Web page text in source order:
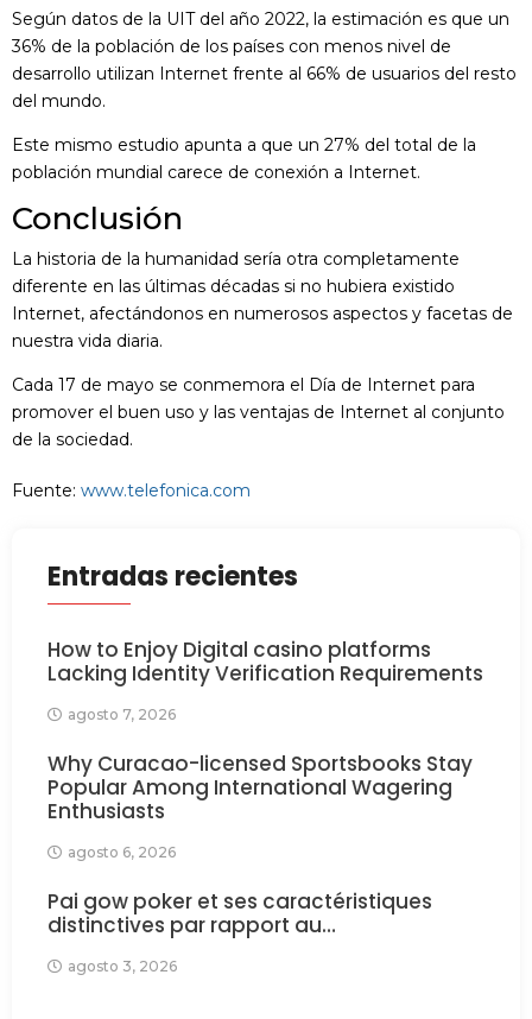
Según datos de la UIT del año 2022, la estimación es que un
36% de la población de los países con menos nivel de
desarrollo utilizan Internet frente al 66% de usuarios del resto
del mundo.
Este mismo estudio apunta a que un 27% del total de la
población mundial carece de conexión a Internet.
Conclusión
La historia de la humanidad sería otra completamente
diferente en las últimas décadas si no hubiera existido
Internet, afectándonos en numerosos aspectos y facetas de
nuestra vida diaria.
Cada 17 de mayo se conmemora el Día de Internet para
promover el buen uso y las ventajas de Internet al conjunto
de la sociedad.
Fuente: www.telefonica.com
Entradas recientes
How to Enjoy Digital casino platforms
Lacking Identity Verification Requirements
agosto 7, 2026
Why Curacao-licensed Sportsbooks Stay
Popular Among International Wagering
Enthusiasts
agosto 6, 2026
Pai gow poker et ses caractéristiques
distinctives par rapport au…
agosto 3, 2026